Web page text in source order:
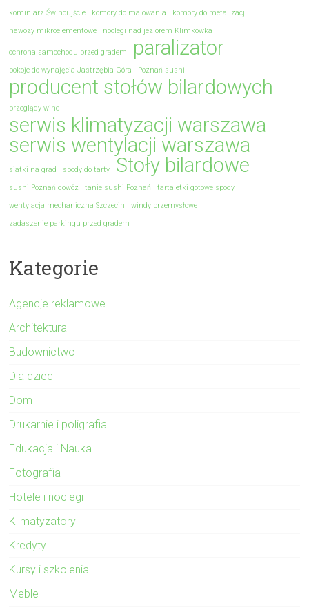
kominiarz Świnoujście
komory do malowania
komory do metalizacji
nawozy mikroelementowe
noclegi nad jeziorem Klimkówka
ochrona samochodu przed gradem paralizator
pokoje do wynajęcia Jastrzębia Góra Poznań sushi
producent stołów bilardowych
przeglądy wind
serwis klimatyzacji warszawa
serwis wentylacji warszawa
siatki na grad spody do tarty Stoły bilardowe
sushi Poznań dowóz tanie sushi Poznań
tartaletki gotowe spody
wentylacja mechaniczna Szczecin
windy przemysłowe
zadaszenie parkingu przed gradem
Kategorie
Agencje reklamowe
Architektura
Budownictwo
Dla dzieci
Dom
Drukarnie i poligrafia
Edukacja i Nauka
Fotografia
Hotele i noclegi
Klimatyzatory
Kredyty
Kursy i szkolenia
Meble